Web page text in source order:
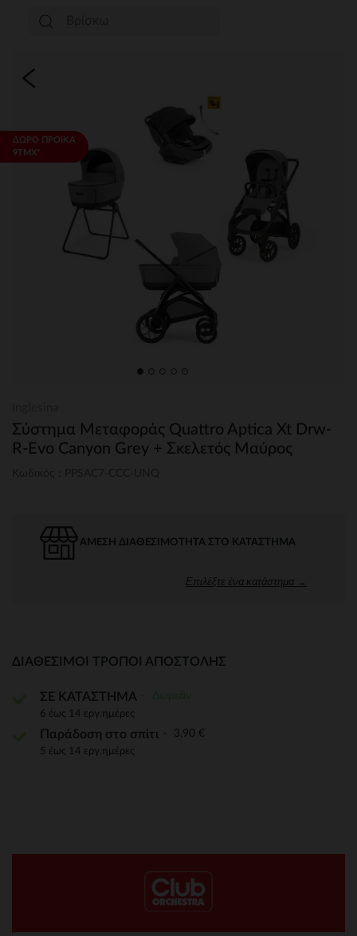
ΔΩΡΟ ΠΡΟΙΚΑ
9ΤΜΧ*
Σύστημα Μεταφοράς Quattro Aptica Xt Drw-
R-Evo Canyon Grey + Σκελετός Μαύρος
ΆΜΕΣΗ ΔΙΑΘΕΣΙΜΌΤΗΤΑ ΣΤΟ ΚΑΤΆΣΤΗΜΑ
Επιλέξτε ένα κατάστημα →
ΔΙΑΘΈΣΙΜΟΙ ΤΡΌΠΟΙ ΑΠΟΣΤΟΛΉΣ
ΣΕ ΚΑΤΑΣΤΗΜΑ
6 έως 14 εργ.ημέρες
Παράδοση στο σπίτι 3,90 €
5 έως 14 εργ.ημέρες